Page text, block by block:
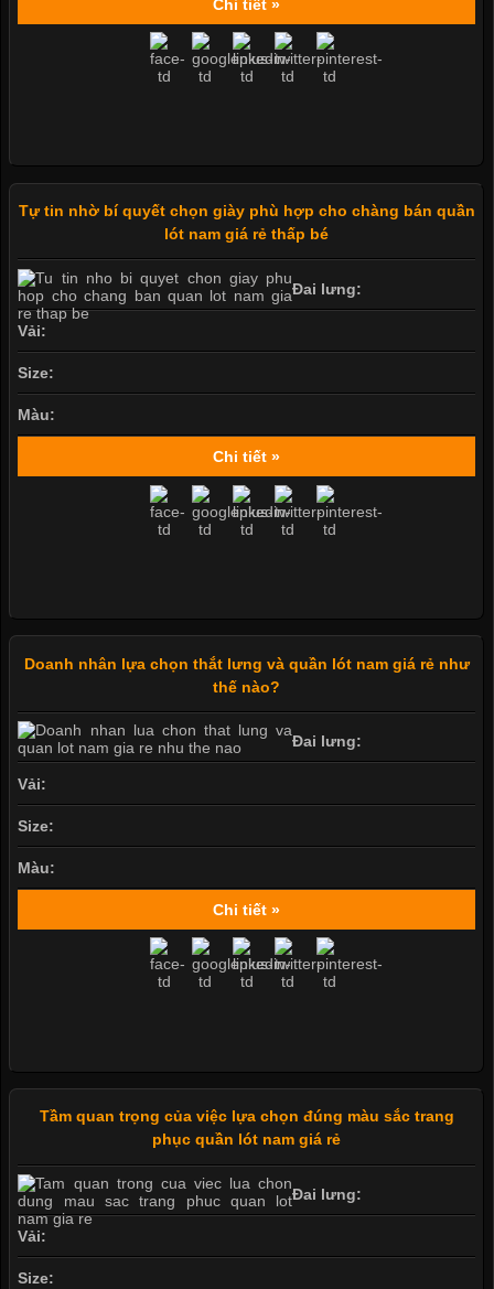
Chi tiết »
Tự tin nhờ bí quyết chọn giày phù hợp cho chàng bán quần
lót nam giá rẻ thấp bé
Đai lưng:
Vải:
Size:
Màu:
Chi tiết »
Doanh nhân lựa chọn thắt lưng và quần lót nam giá rẻ như
thế nào?
Đai lưng:
Vải:
Size:
Màu:
Chi tiết »
Tầm quan trọng của việc lựa chọn đúng màu sắc trang
phục quần lót nam giá rẻ
Đai lưng:
Vải:
Size: